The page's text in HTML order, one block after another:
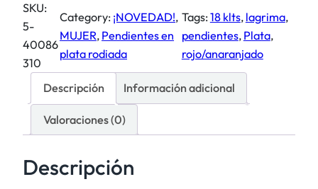
d
i
e
n
e
L
á
g
SKU:
5-
40086
310
Category: ¡NOVEDAD!
MUJER, Pendientes en
plata rodiada
Tags:18 klts, lagrima ,
pendientes, Plata ,
rojo/anaranjado
Descripción Información adicional
Valoraciones (0)
Descripción